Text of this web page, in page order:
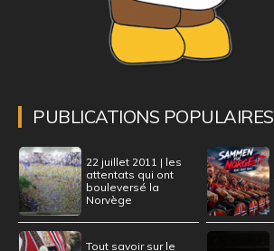
PUBLICATIONS POPULAIRES
22 juillet 2011 | les
attentats qui ont
bouleversé la
Norvège
Tout savoir sur le